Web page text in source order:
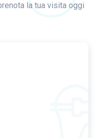
la tua visita oggi